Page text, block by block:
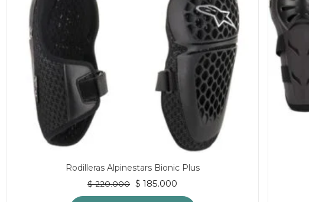
Rodilleras Alpinestars Bionic Plus
$220.000
El
precio
$ 185.000
precio